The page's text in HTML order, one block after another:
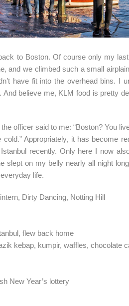
to Boston. Of course only my
and we climbed such a small
have fit into the overhead bins. I
believe me, KLM food is pretty
officer said to me: “Boston? You
Appropriately, it has become
recently. Only here I now
slept on my belly nearly all night
life.
Dirty Dancing, Notting Hill
flew back home
kebap, kumpir, waffles, chocolate
New Year’s lottery